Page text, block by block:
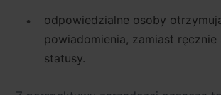
odpowiedzialne osoby
powiadomienia, zamiast ręcznie
statusy.